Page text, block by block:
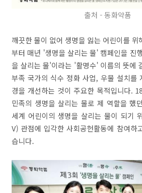
출처 - 동화약품
깨끗한 물이 없어 생명을 잃는 어린이를 위
부터 매년 '생명을 살리는 물' 캠페인을 진
을 살리는 물'이라는 '활명수' 이름의 뜻에
부족 국가의 식수 정화 사업, 우물 설치를
경을 개선하는 것이 주요한 목적입니다.
민족의 생명을 살리는 물로 제 역할을 했
세계 어린이의 생명을 살리는 물이 되기
V) 관점에 입각한 사회공헌활동에 참여하
습니다.